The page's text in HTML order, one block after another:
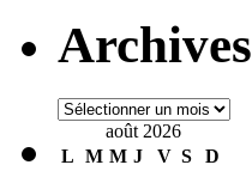
Archives
Archives
août 2026
L M M J V S
D